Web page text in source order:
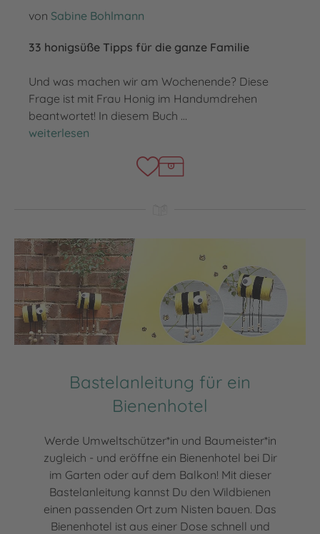
von Sabine Bohlmann
33 honigsüße Tipps für die ganze Familie
Und was machen wir am Wochenende? Diese
Frage ist mit Frau Honig im Handumdrehen
beantwortet! In diesem Buch …
Frau Honigs zauberhafte Tipps fürs Wochenende
weiterlesen
Bastelanleitung für ein
Bienenhotel
Werde Umweltschützer*in und Baumeister*in
zugleich - und eröffne ein Bienenhotel bei Dir
im Garten oder auf dem Balkon! Mit dieser
Bastelanleitung kannst Du den Wildbienen
einen passenden Ort zum Nisten bauen. Das
Bienenhotel ist aus einer Dose schnell und